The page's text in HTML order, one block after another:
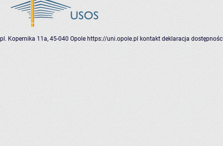
pl. Kopernika 11a, 45-040 Opole https://uni.opole.pl kontakt deklaracja